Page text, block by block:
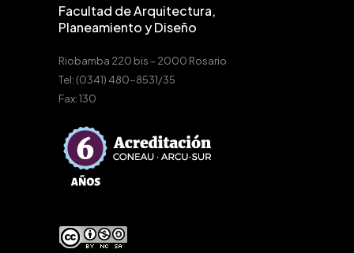
Facultad de Arquitectura,
Planeamiento y Diseño
Riobamba 220 bis – 2000 Rosario
Tel: (0341) 480-8531/35
Fax: 130